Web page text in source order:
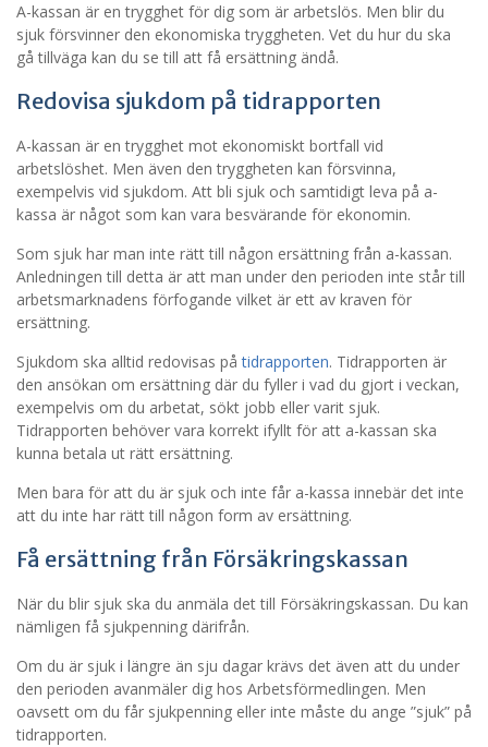
A-kassan är en trygghet för dig som är arbetslös. Men blir du
sjuk försvinner den ekonomiska tryggheten. Vet du hur du ska
gå tillväga kan du se till att få ersättning ändå.
Redovisa sjukdom på tidrapporten
A-kassan är en trygghet mot ekonomiskt bortfall vid
arbetslöshet. Men även den tryggheten kan försvinna,
exempelvis vid sjukdom. Att bli sjuk och samtidigt leva på a-
kassa är något som kan vara besvärande för ekonomin.
Som sjuk har man inte rätt till någon ersättning från a-kassan.
Anledningen till detta är att man under den perioden inte står till
arbetsmarknadens förfogande vilket är ett av kraven för
ersättning.
Sjukdom ska alltid redovisas påtidrapporten. Tidrapporten är
den ansökan om ersättning där du fyller i vad du gjort i veckan,
exempelvis om du arbetat, sökt jobb eller varit sjuk.
Tidrapporten behöver vara korrekt ifyllt för att a-kassan ska
kunna betala ut rätt ersättning.
Men bara för att du är sjuk och inte får a-kassa innebär det inte
att du inte har rätt till någon form av ersättning.
Få ersättning från Försäkringskassan
När du blir sjuk ska du anmäla det till Försäkringskassan. Du kan
nämligen få sjukpenning därifrån.
Om du är sjuk i längre än sju dagar krävs det även att du under
den perioden avanmäler dig hos Arbetsförmedlingen. Men
oavsett om du får sjukpenning eller inte måste du ange ”sjuk” på
tidrapporten.